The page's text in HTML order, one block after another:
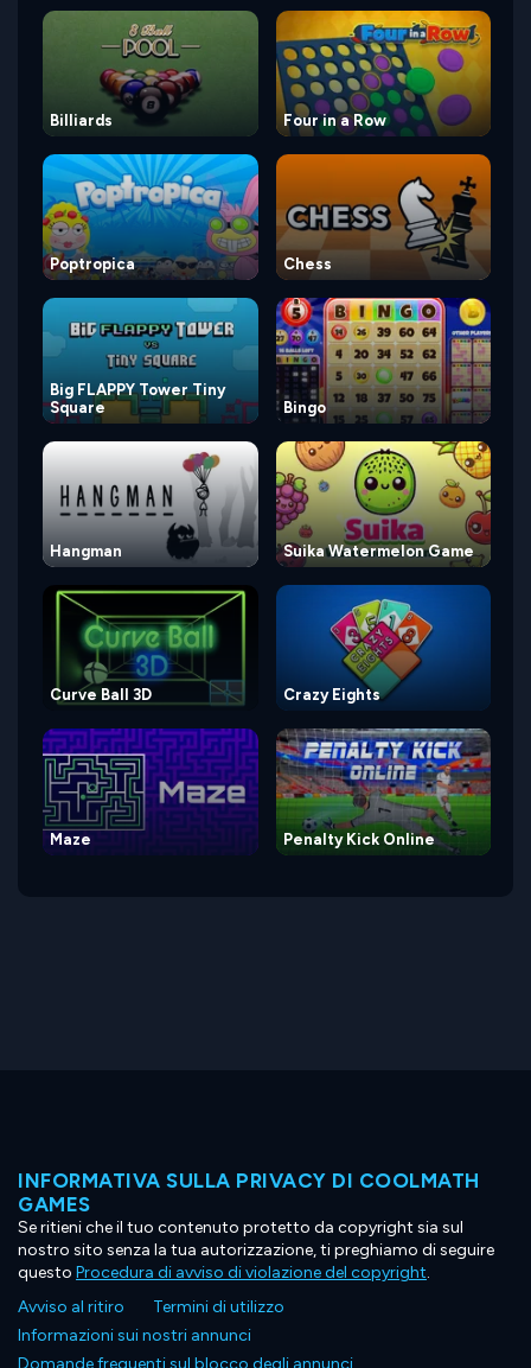
Billiards Four in a Row
Poptropica Chess
Big FLAPPY Tower Tiny
Square
Bingo
Hangman Suika Watermelon Game
Curve Ball 3D Crazy Eights
Maze Penalty Kick Online
INFORMATIVA SULLA PRIVACY DI COOLMATH
GAMES
Se ritieni che il tuo contenuto protetto da copyright sia sul
nostro sito senza la tua autorizzazione, ti preghiamo di seguire
questo Procedura di avviso di violazione del copyright.
Avviso al ritiro
Termini di utilizzo
Informazioni sui nostri annunci
Domande frequenti sul blocco degli annunci